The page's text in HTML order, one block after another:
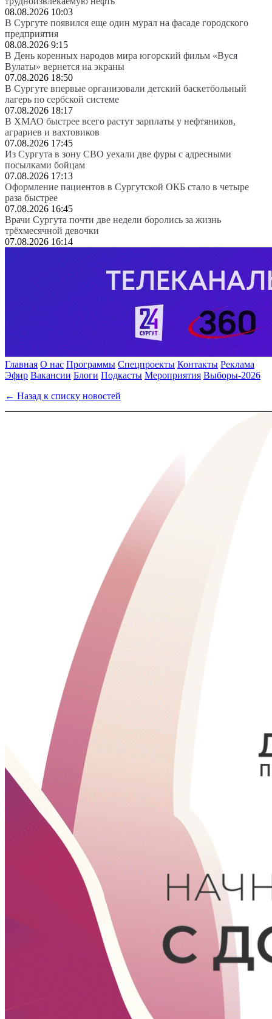
08.08.2026 10:03
В Сургуте появился еще один мурал на фасаде городского
предприятия
08.08.2026 9:15
В День коренных народов мира югорский фильм «Вуся
Вулаты» вернется на экраны
07.08.2026 18:50
В Сургуте впервые организовали детский баскетбольный
лагерь по сербской системе
07.08.2026 18:17
В ХМАО быстрее всего растут зарплаты у нефтяников,
аграриев и вахтовиков
07.08.2026 17:45
Из Сургута в зону СВО уехали две фуры с адресными
посылками бойцам
07.08.2026 17:13
Оформление пациентов в Сургутской ОКБ стало в четыре
раза быстрее
07.08.2026 16:45
Врачи Сургута почти две недели боролись за жизнь
трёхмесячной девочки
07.08.2026 16:14
Главная О нас Программы Спецпроекты Контакты Реклама
Эфир Вакансии Блоги Подкасты Мероприятия Выборы-2026
← Назад к списку новостей